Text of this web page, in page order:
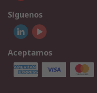
Síguenos
Aceptamos